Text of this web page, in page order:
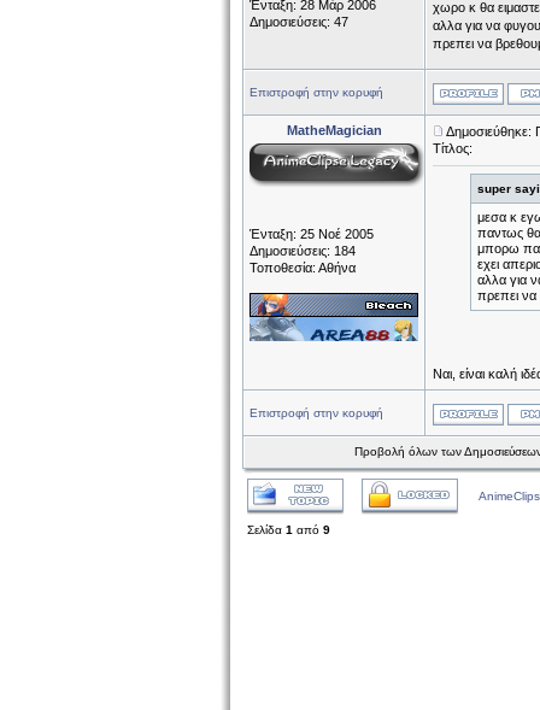
Ένταξη: 28 Μάρ 2006
Δημοσιεύσεις: 47
χωρο κ θα
αλλα για να
πρεπει να
Επιστροφή στην κορυφή
MatheMagician
Ένταξη: 25 Νοέ 2005
Δημοσιεύσεις: 184
Τοποθεσία: Αθήνα
Δημοσιεύθηκε:
Τίτλος:
super
μεσα κ
παντως θα
μπορω
εχει
αλλα για
πρεπει να
Ναι, είναι καλή
Επιστροφή στην κορυφή
Προβολή όλων των
Σελίδα 1 από 9